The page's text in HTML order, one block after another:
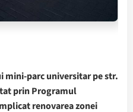
mini-parc universitar pe str.
prin Programul
renovarea zonei